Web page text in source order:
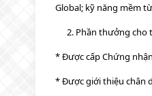
Global; kỹ năng mềm
Phần thưởng cho
* Được cấp Chứng
* Được giới thiệu chân